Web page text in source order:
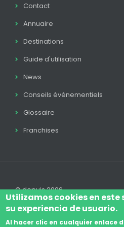
Contact
Annuaire
Destinations
Guide d'utilisation
News
Conseils événementiels
Glossaire
Franchises
© depuis 2006
Utilizamos cookies en
su experiencia de usuario.
Al hacer clic en cualquier enlace